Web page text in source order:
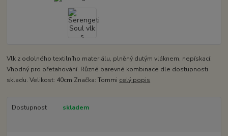
Vlk z odolného textilního materiálu, plněný dutým vláknem, nepískací.
Vhodný pro přetahování. Různé barevné kombinace dle dostupnosti
skladu. Velikost: 40cm Značka: Tommi celý popis
Dostupnost skladem